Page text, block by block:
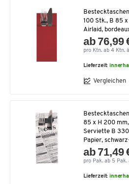
100 Stk., B 85
Airlaid,
ab 76,99
pro Ktn. ab 4 Ktn.
Lieferzeit:
Vergleichen
85 x H 200
Serviette B
Papier,
ab 71,49
pro Pak. ab 5
Lieferzeit: